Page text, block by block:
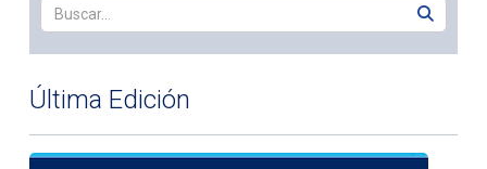
Última Edición